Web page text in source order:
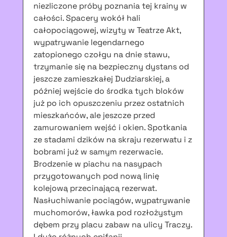
niezliczone próby poznania tej krainy w
całości. Spacery wokół hali
całopociągowej, wizyty w Teatrze Akt,
wypatrywanie legendarnego
zatopionego czołgu na dnie stawu,
trzymanie się na bezpieczny dystans od
jeszcze zamieszkałej Dudziarskiej, a
później wejście do środka tych bloków
już po ich opuszczeniu przez ostatnich
mieszkańców, ale jeszcze przed
zamurowaniem wejść i okien. Spotkania
ze stadami dzików na skraju rezerwatu i z
bobrami już w samym rezerwacie.
Brodzenie w piachu na nasypach
przygotowanych pod nową linię
kolejową przecinającą rezerwat.
Nasłuchiwanie pociągów, wypatrywanie
muchomorów, ławka pod rozłożystym
dębem przy placu zabaw na ulicy Traczy.